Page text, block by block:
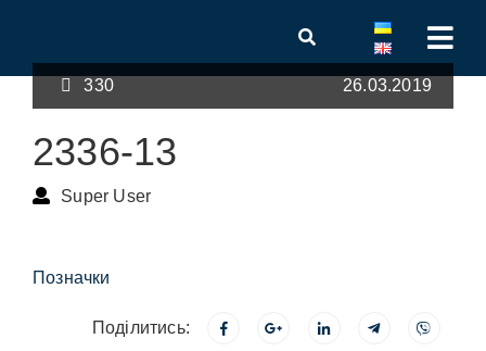
330 26.03.2019
2336-13
Super User
Позначки
Поділитись: